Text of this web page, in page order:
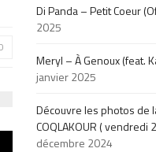
Di Panda – Petit Coeur
2025
Meryl – À Genoux (feat.
janvier 2025
Découvre les photos de
COQLAKOUR (
décembre 2024